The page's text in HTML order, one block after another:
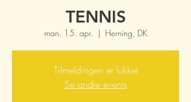
TENNIS
man. 15. apr.
  |
Herning, DK
Tilmeldingen er lukket
Se andre events